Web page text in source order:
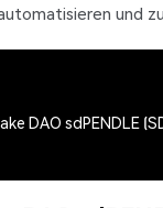
und
DAO sdPENDLE